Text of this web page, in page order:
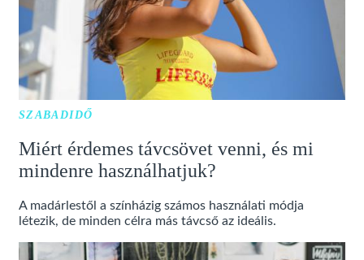
SZABADIDŐ
Miért érdemes távcsövet venni, és mi
mindenre használhatjuk?
A madárlestől a színházig számos használati módja
létezik, de minden célra más távcső az ideális.